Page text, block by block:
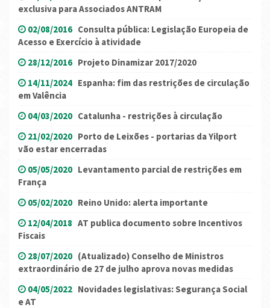
exclusiva para Associados ANTRAM
02/08/2016 Consulta pública: Legislação Europeia de
Acesso e Exercício à atividade
28/12/2016 Projeto Dinamizar 2017/2020
14/11/2024 Espanha: fim das restrições de circulação
em Valência
04/03/2020 Catalunha - restrições à circulação
21/02/2020 Porto de Leixões - portarias da Yilport
vão estar encerradas
05/05/2020 Levantamento parcial de restrições em
França
05/02/2020 Reino Unido: alerta importante
12/04/2018 AT publica documento sobre Incentivos
Fiscais
28/07/2020 (Atualizado) Conselho de Ministros
extraordinário de 27 de julho aprova novas medidas
04/05/2022 Novidades legislativas: Segurança Social
e AT